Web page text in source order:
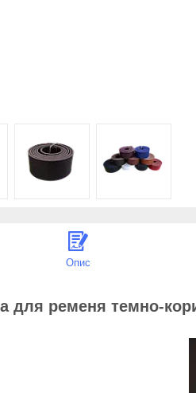
Опис
для ременя темно-